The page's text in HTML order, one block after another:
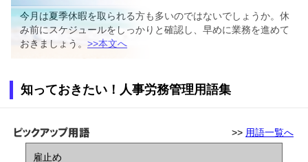
今月は夏季休暇を取られる方も多いのではないでしょうか。休
み前にスケジュールをしっかりと確認し、早めに業務を進めて
おきましょう。 >>本文へ
知っておきたい！人事労務管理用語集
>> 用語一覧へ
雇止め